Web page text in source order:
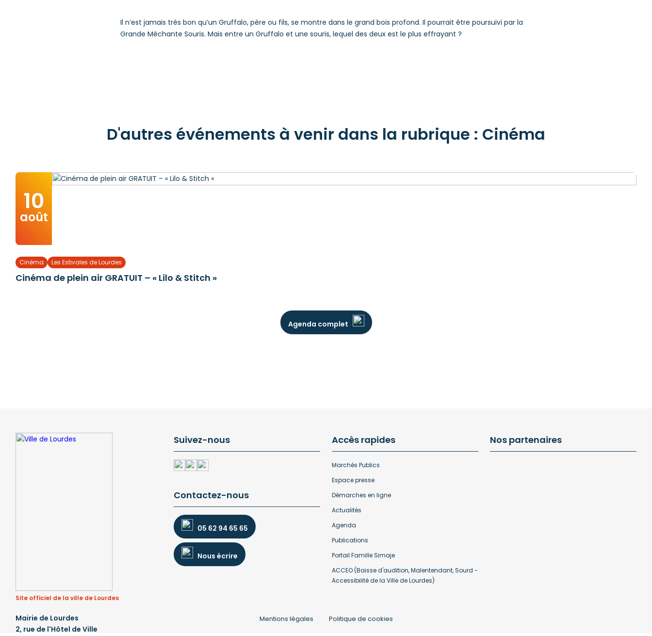
Il n’est jamais très bon qu’un Gruffalo, père ou fils, se montre dans le grand bois profond. Il pourrait être poursuivi par la
Grande Méchante Souris. Mais entre un Gruffalo et une souris, lequel des deux est le plus effrayant ?
D'autres événements à venir dans la rubrique : Cinéma
10
août
Cinéma Les Estivales de Lourdes
Cinéma de plein air GRATUIT – « Lilo & Stitch »
Agenda complet
Site officiel de la ville de Lourdes
Mairie de Lourdes
2, rue de l'Hôtel de Ville
Suivez-nous
Contactez-nous
05 62 94 65 65
Nous écrire
Accès rapides
Marchés Publics
Espace presse
Démarches en ligne
Actualités
Agenda
Publications
Portail Famille Simaje
ACCEO (Baisse d'audition, Malentendant, Sourd -
Accessibilité de la Ville de Lourdes)
Nos partenaires
Mentions légales Politique de cookies